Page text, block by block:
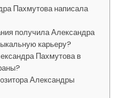
Пахмутова написала
получила Александра
карьеру?
Пахмутова в
Александры